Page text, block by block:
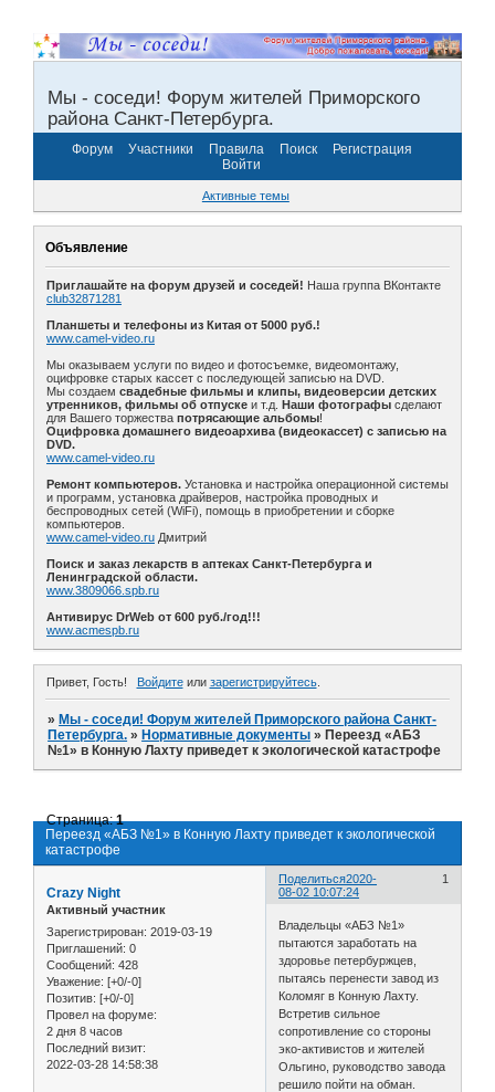
Мы - соседи! Форум жителей Приморского
района Санкт-Петербурга.
Форум Участники Правила Поиск
Регистрация
Войти
Активные темы
Объявление
Приглашайте на форум друзей и соседей! Наша группа ВКонтакте
club32871281
Планшеты и телефоны из Китая от 5000 руб.!
www.camel-video.ru
Мы оказываем услуги по видео и фотосъемке, видеомонтажу,
оцифровке старых кассет с последующей записью на DVD.
Мы создаем свадебные фильмы и клипы, видеоверсии детских
утренников, фильмы об отпуске и т.д. Наши фотографы сделают
для Вашего торжества потрясающие альбомы!
Оцифровка домашнего видеоархива (видеокассет) с записью на
DVD.
www.camel-video.ru
Ремонт компьютеров. Установка и настройка операционной системы
и программ, установка драйверов, настройка проводных и
беспроводных сетей (WiFi), помощь в приобретении и сборке
компьютеров.
www.camel-video.ru Дмитрий
Поиск и заказ лекарств в аптеках Санкт-Петербурга и
Ленинградской области.
www.3809066.spb.ru
Антивирус DrWeb от 600 руб./год!!!
www.acmespb.ru
Привет, Гость! Войдитеили зарегистрируйтесь.
» Мы - соседи! Форум жителей Приморского района Санкт-
Петербурга. » Нормативные документы » Переезд «АБЗ
№1» в Конную Лахту приведет к экологической катастрофе
Переезд «АБЗ №1» в Конную Лахту приведет к экологической
катастрофе
Страница:1
Поделиться 1
2020-
08-02 10:07:24
Crazy Night
Активный участник
Зарегистрирован: 2019-03-19
Приглашений: 0
Сообщений: 428
Уважение: [+0/-0]
Позитив: [+0/-0]
Провел на форуме:
2 дня 8 часов
Последний визит:
2022-03-28 14:58:38
Владельцы «АБЗ №1»
пытаются заработать на
здоровье петербуржцев,
пытаясь перенести завод из
Коломяг в Конную Лахту.
Встретив сильное
сопротивление со стороны
эко-активистов и жителей
Ольгино, руководство завода
решило пойти на обман.